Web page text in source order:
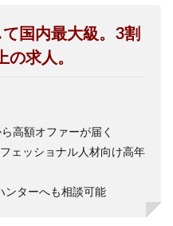
国内最大級。3割
求人。
高額オファーが届く
ェッショナル人材向け高年
ンターへも相談可能